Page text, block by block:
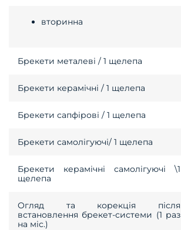
вторинна
Брекети металеві / 1 щелепа
Брекети керамічні / 1 щелепа
Брекети сапфірові / 1 щелепа
Брекети самолігуючі/ 1 щелепа
Брекети керамічні самолігуючі \1
щелепа
Огляд та корекція після
встановлення брекет-системи (1 раз
на міс.)